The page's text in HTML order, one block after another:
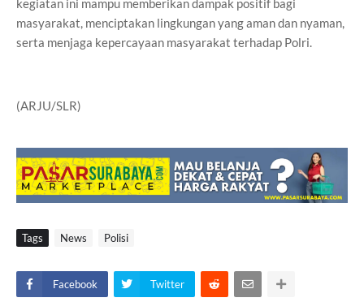
kegiatan ini mampu memberikan dampak positif bagi
masyarakat, menciptakan lingkungan yang aman dan nyaman,
serta menjaga kepercayaan masyarakat terhadap Polri.
(ARJU/SLR)
Tags News Polisi
Facebook Twitter